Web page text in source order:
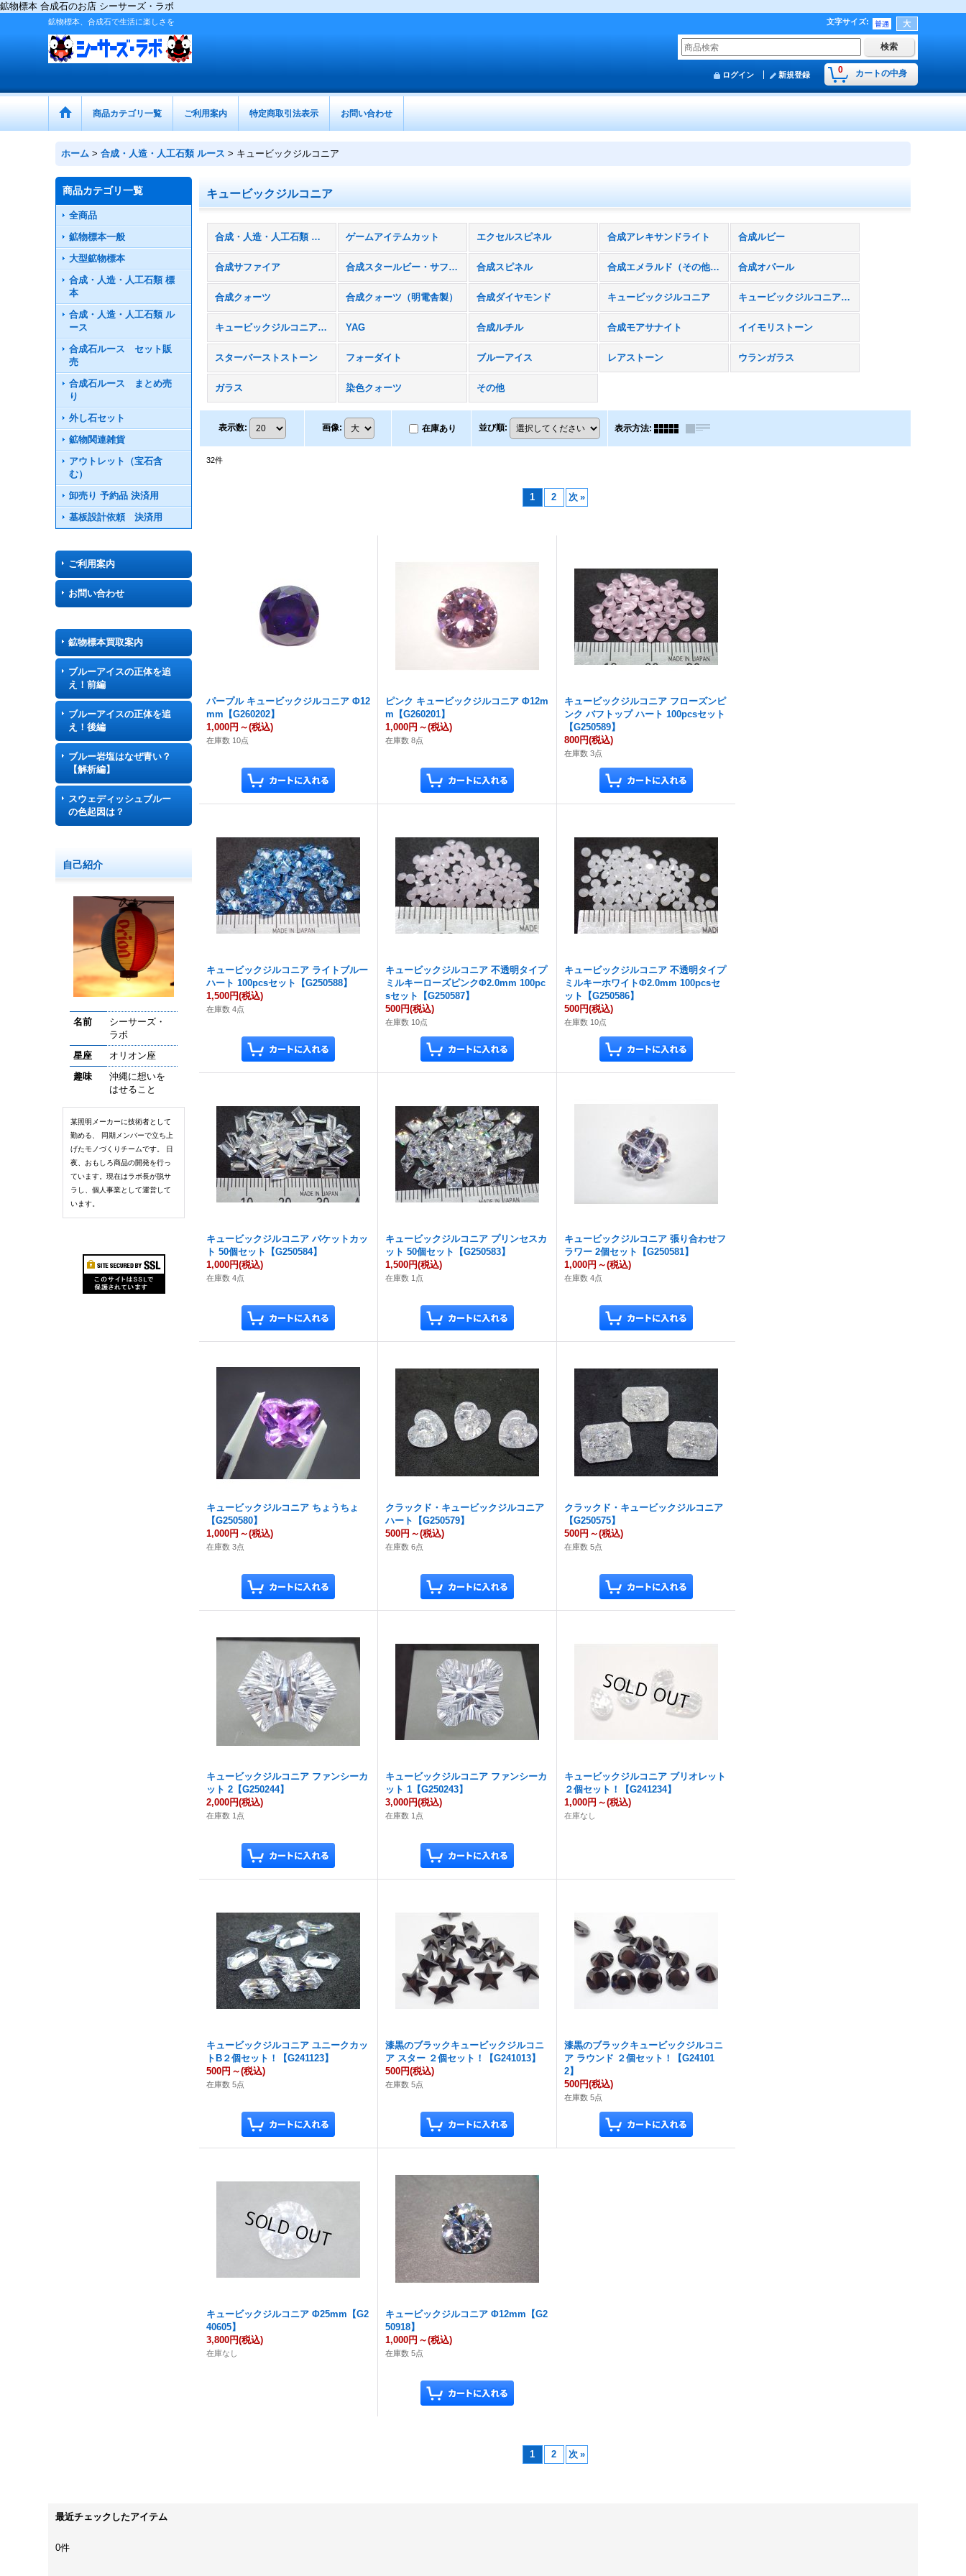
鉱物標本 合成石のお店 シーサーズ・ラボ
鉱物標本、合成石で生活に楽しさを 文字サイズ:
0 カートの中身
ログイン 新規登録
商品カテゴリ一覧 ご利用案内 特定商取引法表示 お問い合わせ
ホーム > 合成・人造・人工石類 ルース > キュービックジルコニア
商品カテゴリ一覧
全商品
鉱物標本一般
大型鉱物標本
合成・人造・人工石類 標
本
合成・人造・人工石類 ル
ース
合成石ルース セット販
売
合成石ルース まとめ売
り
外し石セット
鉱物関連雑貨
アウトレット（宝石含
む）
卸売り 予約品 決済用
基板設計依頼 決済用
ご利用案内
お問い合わせ
鉱物標本買取案内
ブルーアイスの正体を追
え！前編
ブルーアイスの正体を追
え！後編
ブルー岩塩はなぜ青い？
【解析編】
スウェディッシュブルー
の色起因は？
自己紹介
名前
シーサーズ・
ラボ
星座
オリオン座
趣味
沖縄に想いを
はせること
某照明メーカーに技術者として
勤める、 同期メンバーで立ち上
げたモノづくりチームです。 日
夜、おもしろ商品の開発を行っ
ています。現在はラボ長が脱サ
ラし、個人事業として運営して
います。
キュービックジルコニア
合成・人造・人工石類 ルース (全商品) ゲームアイテムカット エクセルスピネル 合成アレキサンドライト 合成ルビー
合成サファイア 合成スタールビー・サファイア 合成スピネル 合成エメラルド（その他ベリル含む） 合成オパール
合成クォーツ 合成クォーツ（明電舎製） 合成ダイヤモンド キュービックジルコニア キュービックジルコニア（不透明タイプ）
キュービックジルコニア まとめて YAG 合成ルチル 合成モアサナイト イイモリストーン
スターバーストストーン フォーダイト ブルーアイス レアストーン ウランガラス
ガラス 染色クォーツ その他
表示数: 画像: 在庫あり 並び順: 表示方法:
32件
1 2 次 »
パープル キュービックジルコニア Φ12
mm【G260202】
1,000円 ～(税込)
在庫数 10点
ピンク キュービックジルコニア Φ12m
m【G260201】
1,000円 ～(税込)
在庫数 8点
キュービックジルコニア フローズンピ
ンク バフトップ ハート 100pcsセット
【G250589】
800円(税込)
在庫数 3点
キュービックジルコニア ライトブルー
ハート 100pcsセット【G250588】
1,500円(税込)
在庫数 4点
キュービックジルコニア 不透明タイプ
ミルキーローズピンクΦ2.0mm 100pc
sセット【G250587】
500円(税込)
在庫数 10点
キュービックジルコニア 不透明タイプ
ミルキーホワイトΦ2.0mm 100pcsセ
ット【G250586】
500円(税込)
在庫数 10点
キュービックジルコニア バケットカッ
ト 50個セット【G250584】
1,000円(税込)
在庫数 4点
キュービックジルコニア プリンセスカ
ット 50個セット【G250583】
1,500円(税込)
在庫数 1点
キュービックジルコニア 張り合わせフ
ラワー 2個セット【G250581】
1,000円 ～(税込)
在庫数 4点
キュービックジルコニア ちょうちょ
【G250580】
1,000円 ～(税込)
在庫数 3点
クラックド・キュービックジルコニア
ハート【G250579】
500円 ～(税込)
在庫数 6点
クラックド・キュービックジルコニア
【G250575】
500円 ～(税込)
在庫数 5点
キュービックジルコニア ファンシーカ
ット 2【G250244】
2,000円(税込)
在庫数 1点
キュービックジルコニア ファンシーカ
ット 1【G250243】
3,000円(税込)
在庫数 1点
キュービックジルコニア ブリオレット
２個セット！【G241234】
1,000円 ～(税込)
在庫なし
キュービックジルコニア ユニークカッ
トB２個セット！【G241123】
500円 ～(税込)
在庫数 5点
漆黒のブラックキュービックジルコニ
ア スター ２個セット！【G241013】
500円(税込)
在庫数 5点
漆黒のブラックキュービックジルコニ
ア ラウンド ２個セット！【G24101
2】
500円(税込)
在庫数 5点
キュービックジルコニア Φ25mm【G2
40605】
3,800円(税込)
在庫なし
キュービックジルコニア Φ12mm【G2
50918】
1,000円 ～(税込)
在庫数 5点
1 2 次 »
最近チェックしたアイテム
0件